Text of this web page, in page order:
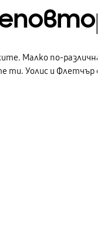
Малко по-
Уолис и Флетчър